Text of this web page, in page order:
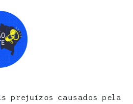
prejuízos causados pela